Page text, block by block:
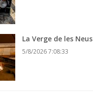
La Verge de les Neus
5/8/2026 7:08:33